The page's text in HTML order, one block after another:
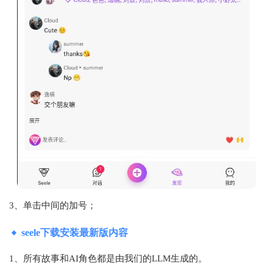
3、单击中间的加号；
seele下载安装最新版内容
1、所有故事和AI角色都是由我们的LLM生成的。